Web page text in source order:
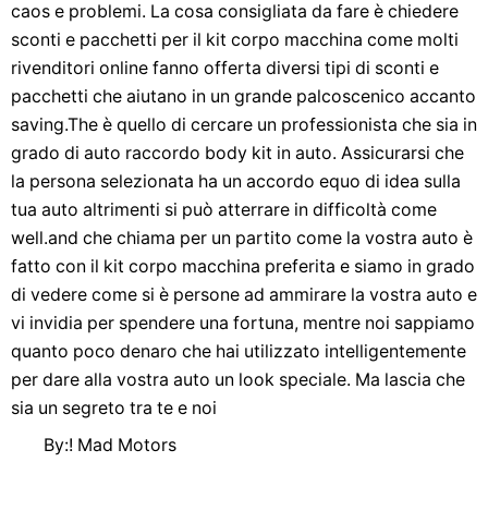
caos e problemi. La cosa consigliata da fare è chiedere
sconti e pacchetti per il kit corpo macchina come molti
rivenditori online fanno offerta diversi tipi di sconti e
pacchetti che aiutano in un grande palcoscenico accanto
saving.The è quello di cercare un professionista che sia in
grado di auto raccordo body kit in auto. Assicurarsi che
la persona selezionata ha un accordo equo di idea sulla
tua auto altrimenti si può atterrare in difficoltà come
well.and che chiama per un partito come la vostra auto è
fatto con il kit corpo macchina preferita e siamo in grado
di vedere come si è persone ad ammirare la vostra auto e
vi invidia per spendere una fortuna, mentre noi sappiamo
quanto poco denaro che hai utilizzato intelligentemente
per dare alla vostra auto un look speciale. Ma lascia che
sia un segreto tra te e noi
By:! Mad Motors